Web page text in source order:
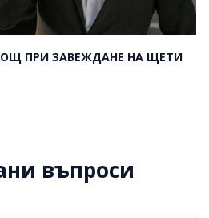
ПРИ ЗАВЕЖДАНЕ НА ЩЕТИ
въпроси